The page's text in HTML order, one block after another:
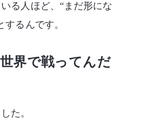
る人ほど、“まだ形にな
するんです。
界で戦ってんだ
た。